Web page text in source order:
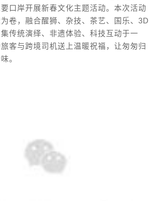
口岸开展新春文化主题活动。本次活动
卷，融合醒狮、杂技、茶艺、国乐、3D
传统演绎、非遗体验、科技互动于一
客与跨境司机送上温暖祝福，让匆匆归
。